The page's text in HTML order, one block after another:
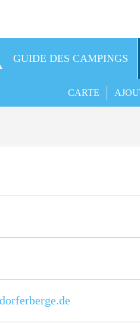
GUIDE DES CAMPINGS
CARTE